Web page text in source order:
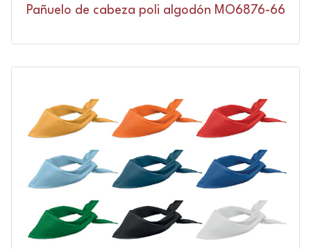
Pañuelo de cabeza poli algodón MO6876-66